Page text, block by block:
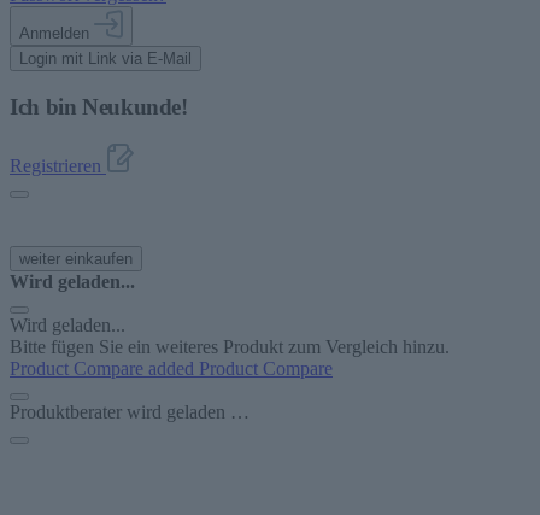
Anmelden
Login mit Link via E-Mail
Ich bin Neukunde!
Registrieren
weiter einkaufen
Wird geladen...
Wird geladen...
Bitte fügen Sie ein weiteres Produkt zum Vergleich hinzu.
Product Compare added Product Compare
Produktberater wird geladen …